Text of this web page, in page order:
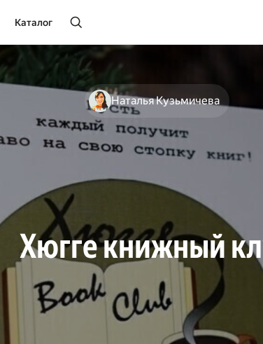
Каталог
Наталья Кузьмичева
Хюгге книжный